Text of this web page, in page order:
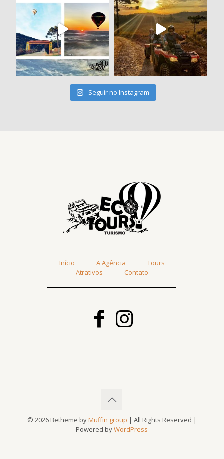
Seguir no Instagram
Início A Agência
Tours
Atrativos
Contato
© 2026 Betheme byMuffin group | All Rights Reserved |
Powered byWordPress